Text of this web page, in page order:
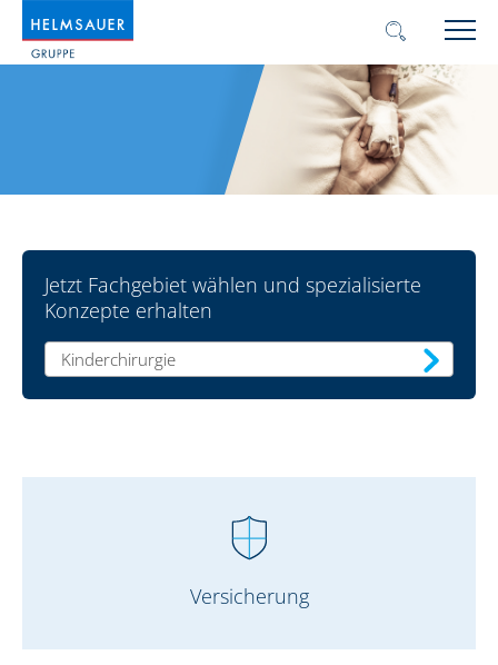
Jetzt Fachgebiet wählen und spezialisierte
Konzepte erhalten
Kinderchirurgie
Versicherung